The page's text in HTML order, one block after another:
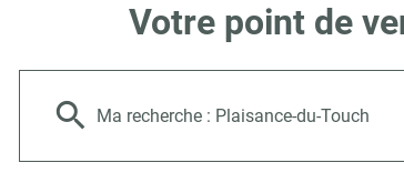
Votre point de
Ma recherche : Plaisance-du-Touch